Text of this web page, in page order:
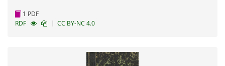
1 PDF
RDF
| CC BY-NC 4.0